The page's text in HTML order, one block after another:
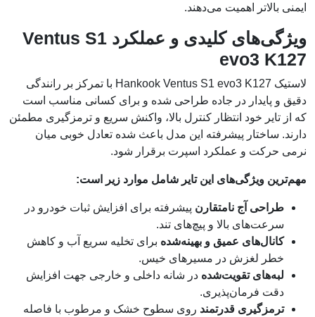
ایمنی بالاتر اهمیت می‌دهند.
ویژگی‌های کلیدی و عملکرد Ventus S1
evo3 K127
لاستیک Hankook Ventus S1 evo3 K127 با تمرکز بر رانندگی
دقیق و پایدار در جاده طراحی شده و برای کسانی مناسب است
که از تایر خود انتظار کنترل بالا، واکنش سریع و ترمزگیری مطمئن
دارند. ساختار پیشرفته این مدل باعث شده تعادل خوبی میان
نرمی حرکت و عملکرد اسپرت برقرار شود.
مهم‌ترین ویژگی‌های این تایر شامل موارد زیر است:
طراحی آج نامتقارن پیشرفته برای افزایش ثبات خودرو در
سرعت‌های بالا و پیچ‌های تند.
کانال‌های عمیق و بهینه‌شده برای تخلیه سریع آب و کاهش
خطر لغزش در مسیرهای خیس.
لبه‌های تقویت‌شده در شانه داخلی و خارجی جهت افزایش
دقت فرمان‌پذیری.
ترمزگیری قدرتمند روی سطوح خشک و مرطوب با فاصله